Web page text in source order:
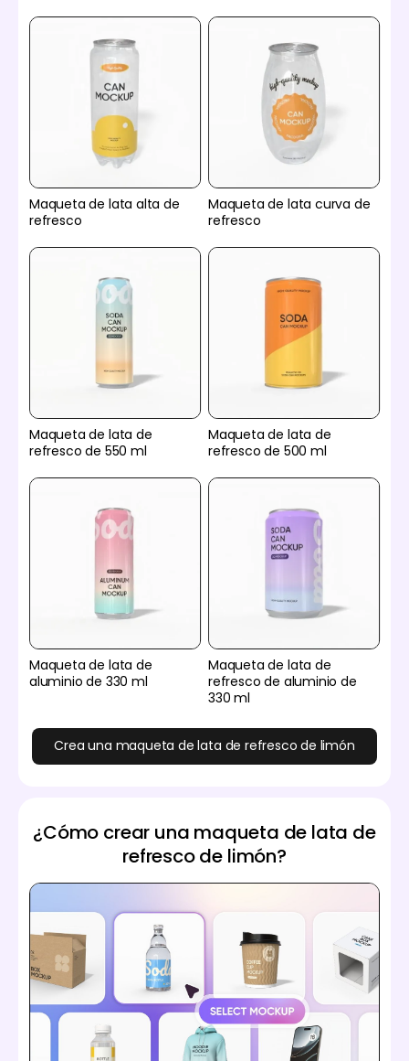
Maqueta de lata alta de
refresco
Maqueta de lata curva de
refresco
Maqueta de lata de
refresco de 550 ml
Maqueta de lata de
refresco de 500 ml
Maqueta de lata de
aluminio de 330 ml
Maqueta de lata de
refresco de aluminio de
330 ml
Crea una maqueta de lata de refresco de limón
¿Cómo crear una maqueta de lata de
refresco de limón?